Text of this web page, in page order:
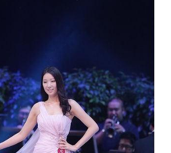
미스코리아 대회